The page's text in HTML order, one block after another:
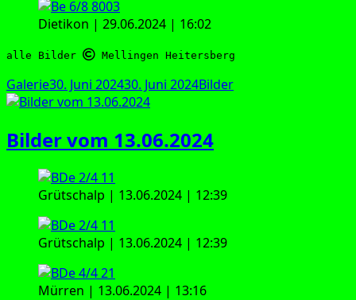
Die­ti­kon | 29.06.2024 | 16:02
alle Bilder Mellingen Heitersberg
Format
GalerieVeröffentlicht
am
30. Juni 202430. Juni 2024Kategorien
Bilder
Bilder vom 13.06.2024
Grüt­schalp | 13.06.2024 | 12:39
Grüt­schalp | 13.06.2024 | 12:39
Mür­ren | 13.06.2024 | 13:16